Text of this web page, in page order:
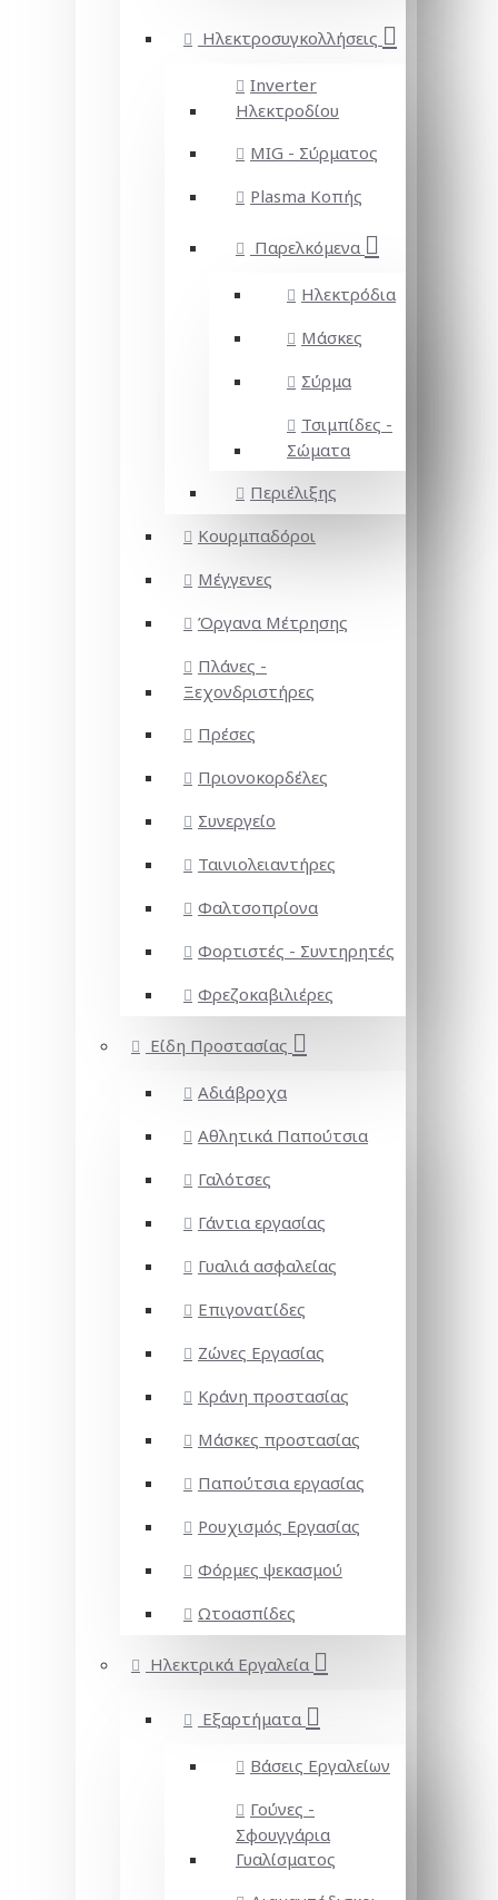
Ηλεκτροσυγκολλήσεις
Inverter
Ηλεκτροδίου
MIG - Σύρματος
Plasma Κοπής
Παρελκόμενα
Ηλεκτρόδια
Μάσκες
Σύρμα
Τσιμπίδες -
Σώματα
Περιέλιξης
Κουρμπαδόροι
Μέγγενες
Όργανα Μέτρησης
Πλάνες -
Ξεχονδριστήρες
Πρέσες
Πριονοκορδέλες
Συνεργείο
Ταινιολειαντήρες
Φαλτσοπρίονα
Φορτιστές - Συντηρητές
Φρεζοκαβιλιέρες
Είδη Προστασίας
Αδιάβροχα
Αθλητικά Παπούτσια
Γαλότσες
Γάντια εργασίας
Γυαλιά ασφαλείας
Επιγονατίδες
Ζώνες Εργασίας
Κράνη προστασίας
Μάσκες προστασίας
Παπούτσια εργασίας
Ρουχισμός Εργασίας
Φόρμες ψεκασμού
Ωτοασπίδες
Ηλεκτρικά Εργαλεία
Εξαρτήματα
Βάσεις Εργαλείων
Γούνες -
Σφουγγάρια
Γυαλίσματος